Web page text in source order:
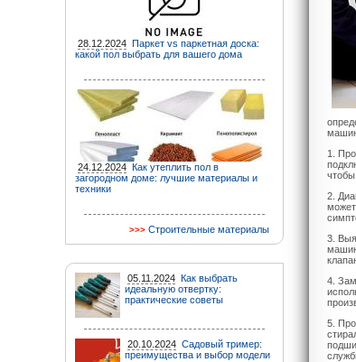
28.12.2024 Паркет vs паркетная доска:
какой пол выбрать для вашего дома
24.12.2024 Как утеплить пол в
загородном доме: лучшие материалы и
техники
Строительные материалы
05.11.2024 Как выбрать
идеальную отвертку:
практические советы
20.10.2024 Садовый тример:
преимущества и выбор модели
1.
2.
3.
4.
5.